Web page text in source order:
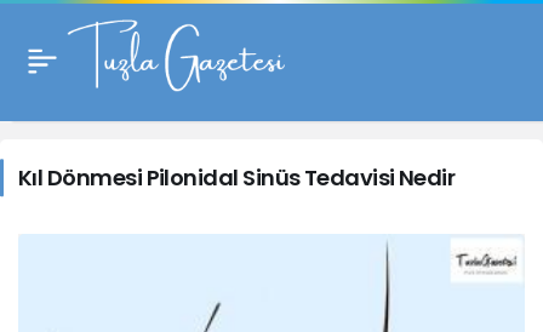
Kıl Dönmesi
Pilonidal Sinüs
Tedavisi
Kıl Dönmesi Pilonidal Sinüs Tedavisi Nedir